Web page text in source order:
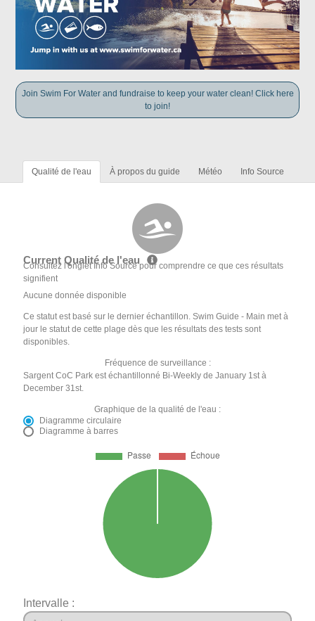
Join Swim For Water and fundraise to keep your water clean! Click here
to join!
Qualité de l'eau À propos du guide Météo Info Source
Current Qualité de l'eau
Consultez l'onglet Info Source pour comprendre ce que ces résultats
signifient
Aucune donnée disponible
Ce statut est basé sur le dernier échantillon. Swim Guide - Main met à
jour le statut de cette plage dès que les résultats des tests sont
disponibles.
Fréquence de surveillance :
Sargent CoC Park est échantillonné Bi-Weekly de January 1st à
December 31st.
Graphique de la qualité de l'eau :
Diagramme circulaire
Diagramme à barres
Intervalle :